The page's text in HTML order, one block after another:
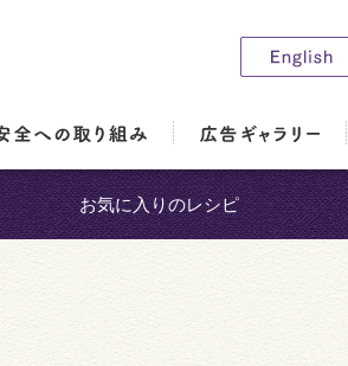
お気に入りのレシピ